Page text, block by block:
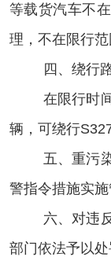
等载货汽车不
理，不在限行范
四、绕行
在限行时
辆，可绕行
五、重污
警指令措施实施
六、对违
部门依法予以处